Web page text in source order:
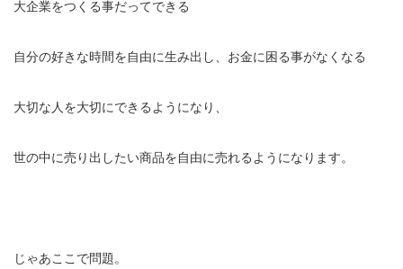
大企業をつくる事だってできる
自分の好きな時間を自由に生み出し、お金に困る事がなくなる
大切な人を大切にできるようになり、
世の中に売り出したい商品を自由に売れるようになります。
じゃあここで問題。